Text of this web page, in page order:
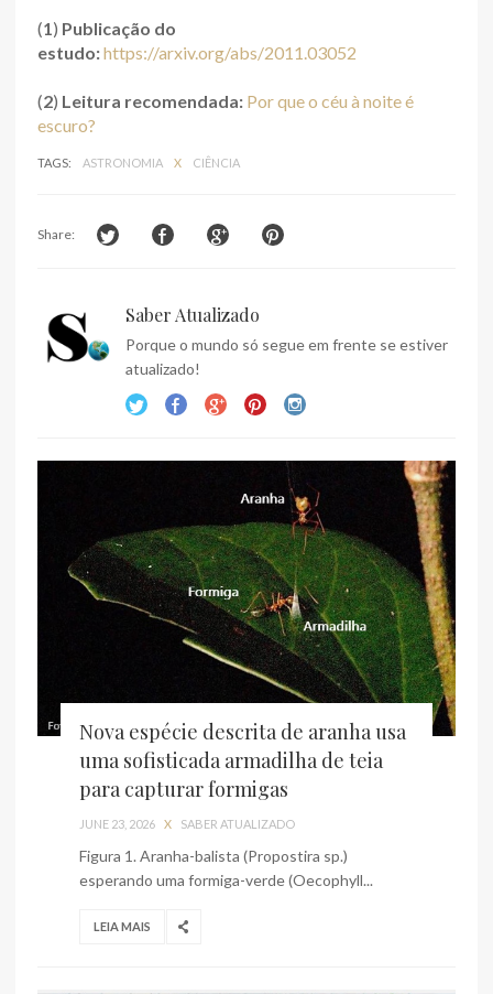
(1 ) Publicação do
estudo:https://arxiv.org/abs/2011.03052
(2) Leitura recomendada: Por que o céu à noite é
escuro?
TAGS: ASTRONOMIA X CIÊNCIA
Share:
Saber Atualizado
Porque o mundo só segue em frente se estiver
atualizado!
Nova espécie descrita de aranha usa
uma sofisticada armadilha de teia
para capturar formigas
JUNE 23, 2026 X SABER ATUALIZADO
Figura 1. Aranha-balista (Propostira sp.)
esperando uma formiga-verde (Oecophyll...
LEIA MAIS